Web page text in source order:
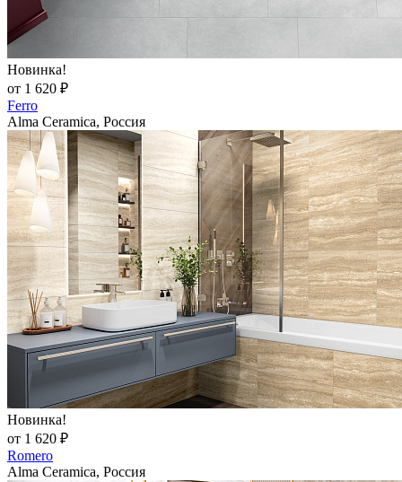
Новинка!
от 1 620 ₽
Ferro
Alma Ceramica, Россия
Новинка!
от 1 620 ₽
Romero
Alma Ceramica, Россия